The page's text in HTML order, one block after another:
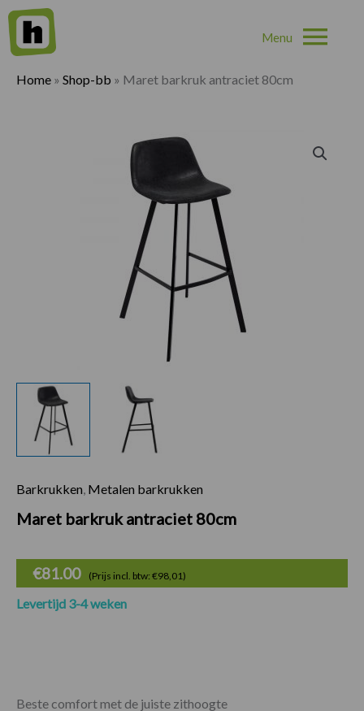
Home » Shop-bb » Maret barkruk antraciet 80cm
Barkrukken Metalen barkrukken
Maret barkruk antraciet 80cm
€81.00 (Prijs incl. btw: €98,01)
Levertijd 3-4 weken
Beste comfort met de juiste zithoogte